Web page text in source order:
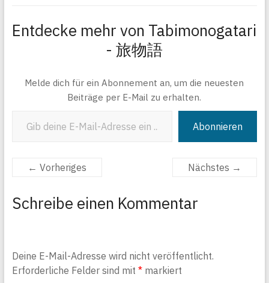
Entdecke mehr von Tabimonogatari
- 旅物語
Melde dich für ein Abonnement an, um die neuesten
Beiträge per E-Mail zu erhalten.
Abonnieren
← Vorheriges Nächstes →
Schreibe einen Kommentar
Deine E-Mail-Adresse wird nicht veröffentlicht.
Erforderliche Felder sind mit *markiert